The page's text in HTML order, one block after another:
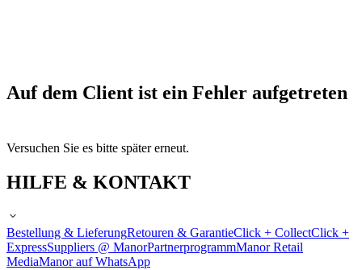
Auf dem Client ist ein Fehler aufgetreten
Versuchen Sie es bitte später erneut.
HILFE & KONTAKT
Bestellung & LieferungRetouren & GarantieClick + CollectClick +
ExpressSuppliers @ ManorPartnerprogrammManor Retail
MediaManor auf WhatsApp